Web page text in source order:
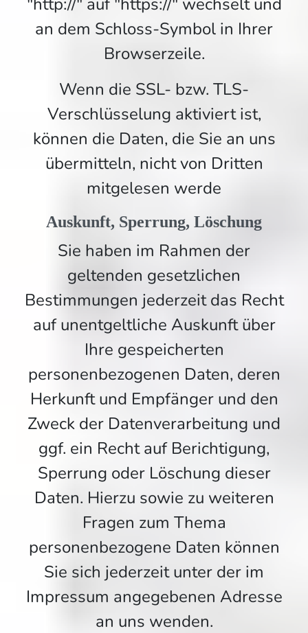
an dem Schloss-Symbol in Ihrer
Browserzeile.
Wenn die SSL- bzw. TLS-
Verschlüsselung aktiviert ist,
können die Daten, die Sie an uns
übermitteln, nicht von Dritten
mitgelesen werde
Auskunft, Sperrung, Löschung
Sie haben im Rahmen der
geltenden gesetzlichen
Bestimmungen jederzeit das Recht
auf unentgeltliche Auskunft über
Ihre gespeicherten
personenbezogenen Daten, deren
Herkunft und Empfänger und den
Zweck der Datenverarbeitung und
ggf. ein Recht auf Berichtigung,
Sperrung oder Löschung dieser
Daten. Hierzu sowie zu weiteren
Fragen zum Thema
personenbezogene Daten können
Sie sich jederzeit unter der im
Impressum angegebenen Adresse
an uns wenden.